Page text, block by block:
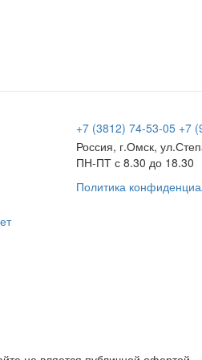
+7 (3812) 74-53-05 +7
Россия, г.Омск,
ПН-ПТ с 8.30 до 18.30
Политика